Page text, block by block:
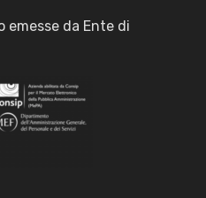
da Ente di